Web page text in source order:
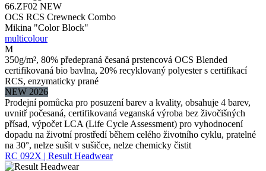
66.ZF02 NEW
OCS RCS Crewneck Combo
Mikina "Color Block"
multicolour
M
350g/m², 80% předepraná česaná prstencová OCS Blended
certifikovaná bio bavlna, 20% recyklovaný polyester s certifikací
RCS, enzymaticky prané
NEW 2026
Prodejní pomůcka pro posuzení barev a kvality, obsahuje 4 barev,
uvnitř počesaná, certifikovaná veganská výroba bez živočišných
přísad, výpočet LCA (Life Cycle Assessment) pro vyhodnocení
dopadu na životní prostředí během celého životního cyklu, pratelné
na 30°, nelze sušit v sušičce, nelze chemicky čistit
RC 092X | Result Headwear